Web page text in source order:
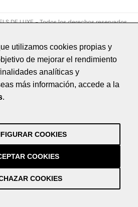
DE LUXE - Todos los derechos reservados
utilizamos cookies propias y
de mejorar el rendimiento
analíticas y
más información, accede a la
.
COOKIES
COOKIES
COOKIES